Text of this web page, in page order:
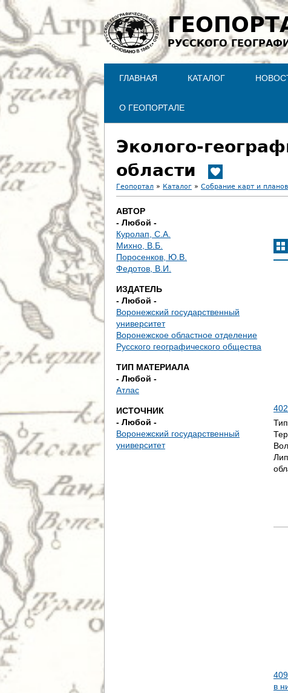
РУССКОГО
ГЛАВНАЯ КАТАЛОГ
О ГЕОПОРТАЛЕ
Эколого-
области
В
ы
з
д
е
с
ь
Геопортал » Каталог » Собрание карт и
АВТОР
- Любой -
Куролап, С.А.
Михно, В.Б.
Поросенков, Ю.В.
Федотов, В.И.
ИЗДАТЕЛЬ
- Любой -
Воронежский государственный
университет
Воронежское областное отделение
Русского географического общества
ТИП МАТЕРИАЛА
- Любой -
Атлас
ИСТОЧНИК
- Любой -
Воронежский государственный
университет
в